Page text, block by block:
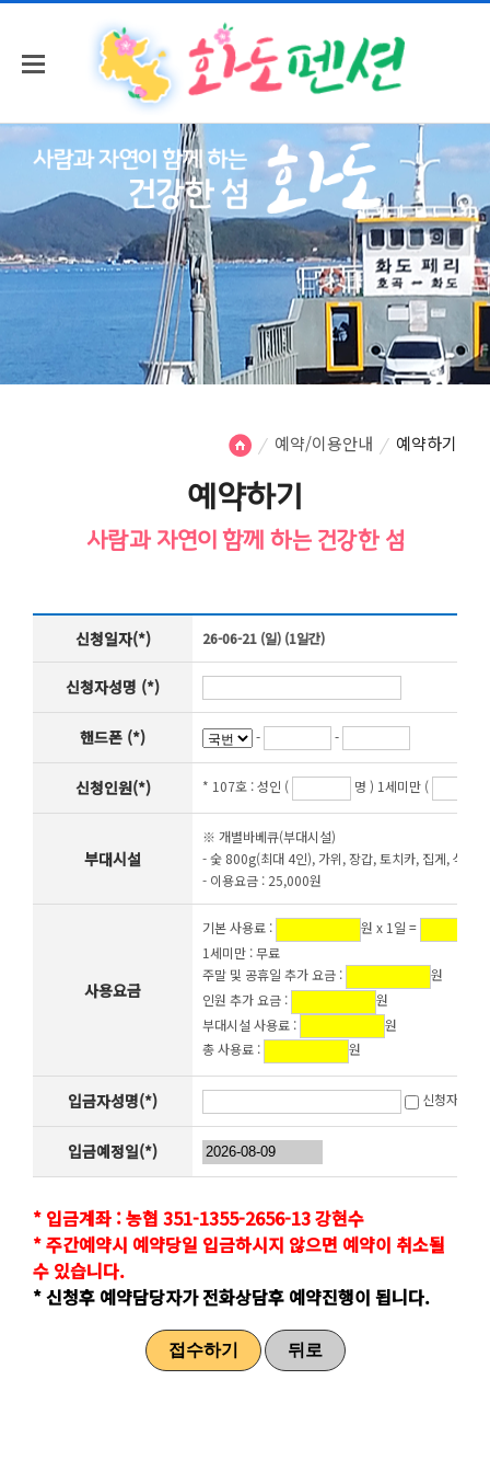
예약/이용안내 예약하기
예약하기
사람과 자연이 함께 하는 건강한 섬
신청일자(*) 26-06-21 (일) (1일간)
신청자성명 (*)
핸드폰 (*) - -
신청인원(*) * 107호 :성인 ( 명 ) 1세미만 (
부대시설
※ 개별바베큐(부대시설)
- 숯 800g(최대 4인), 가위, 장갑, 토치카, 집게, 석쇠,
- 이용요금 : 25,000원
사용요금
기본 사용료 :
원 x 1일 =
1세미만 : 무료
주말 및 공휴일 추가 요금 :
원
인원 추가 요금 :
원
부대시설 사용료 :
원
총 사용료 :
원
입금자성명(*) 신청자와 동
입금예정일(*)
* 입금계좌 : 농협 351-1355-2656-13 강현수
* 주간예약시 예약당일 입금하시지 않으면 예약이 취소될
수 있습니다.
* 신청후 예약담당자가 전화상담후 예약진행이 됩니다.